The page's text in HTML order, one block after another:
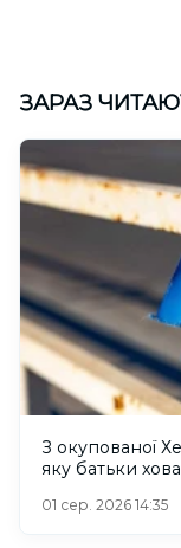
ЗАРАЗ
З окупованої
яку батьки
01 сер. 2026 14:35